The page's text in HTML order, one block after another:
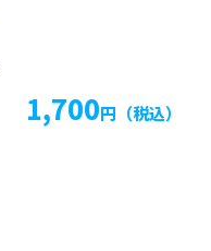
1,700円（税込）